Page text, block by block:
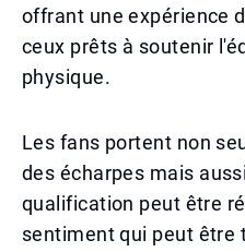
offrant une expérience
ceux prêts à soutenir
physique.
Les fans portent non
des écharpes mais
qualification peut être
sentiment qui peut être